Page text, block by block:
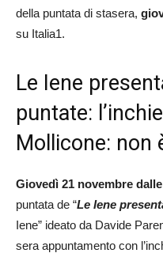
della puntata di stasera,
su Italia1.
Le Iene
puntate:
Mollicone: non
Giovedì 21 novembre dalle
puntata de “Le Iene
Iene” ideato da Davide
sera appuntamento con